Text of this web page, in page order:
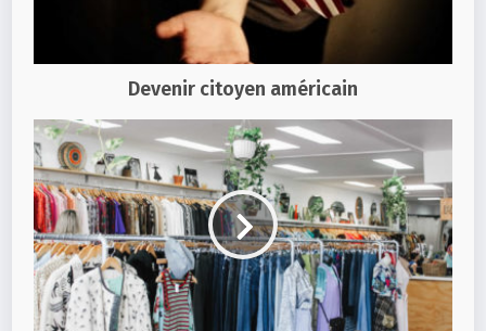
Devenir citoyen américain